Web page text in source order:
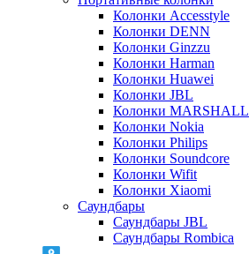
Колонки Accesstyle
Колонки DENN
Колонки Ginzzu
Колонки Harman
Колонки Huawei
Колонки JBL
Колонки MARSHALL
Колонки Nokia
Колонки Philips
Колонки Soundcore
Колонки Wifit
Колонки Xiaomi
Саундбары
Саундбары JBL
Саундбары Rombica